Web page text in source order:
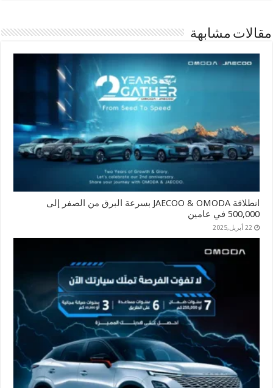
مقالات مشابهة
انطلاقة JAECOO & OMODA بسرعة البرق من الصفر إلى
500,000 في عامين
22 أبريل,2025